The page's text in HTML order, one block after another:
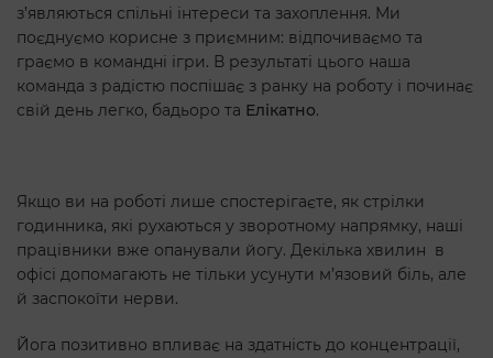
з’являються спільні інтереси та захоплення. Ми
поєднуємо корисне з приємним: відпочиваємо та
граємо в командні ігри. В результаті цього наша
команда з радістю поспішає з ранку на роботу і починає
свій день легко, бадьоро та Елікатно.
Якщо ви на роботі лише спостерігаєте, як стрілки
годинника, які рухаються у зворотному напрямку, наші
працівники вже опанували йогу. Декілька хвилин в
офісі допомагають не тільки усунути м’язовий біль, але
й заспокоїти нерви.
Йога позитивно впливає на здатність до концентрації,